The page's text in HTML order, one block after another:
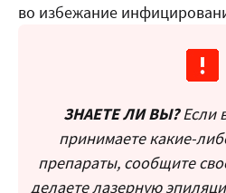
во избежание
ЗНАЕТЕ ЛИ ВЫ?Если
принимаете какие-
препараты, сообщите
делаете лазерную